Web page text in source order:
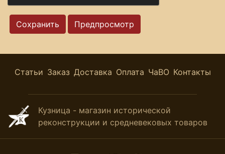
Статьи Заказ Доставка Оплата ЧаВО Контакты
Кузница - магазин исторической
реконструкции и средневековых товаров